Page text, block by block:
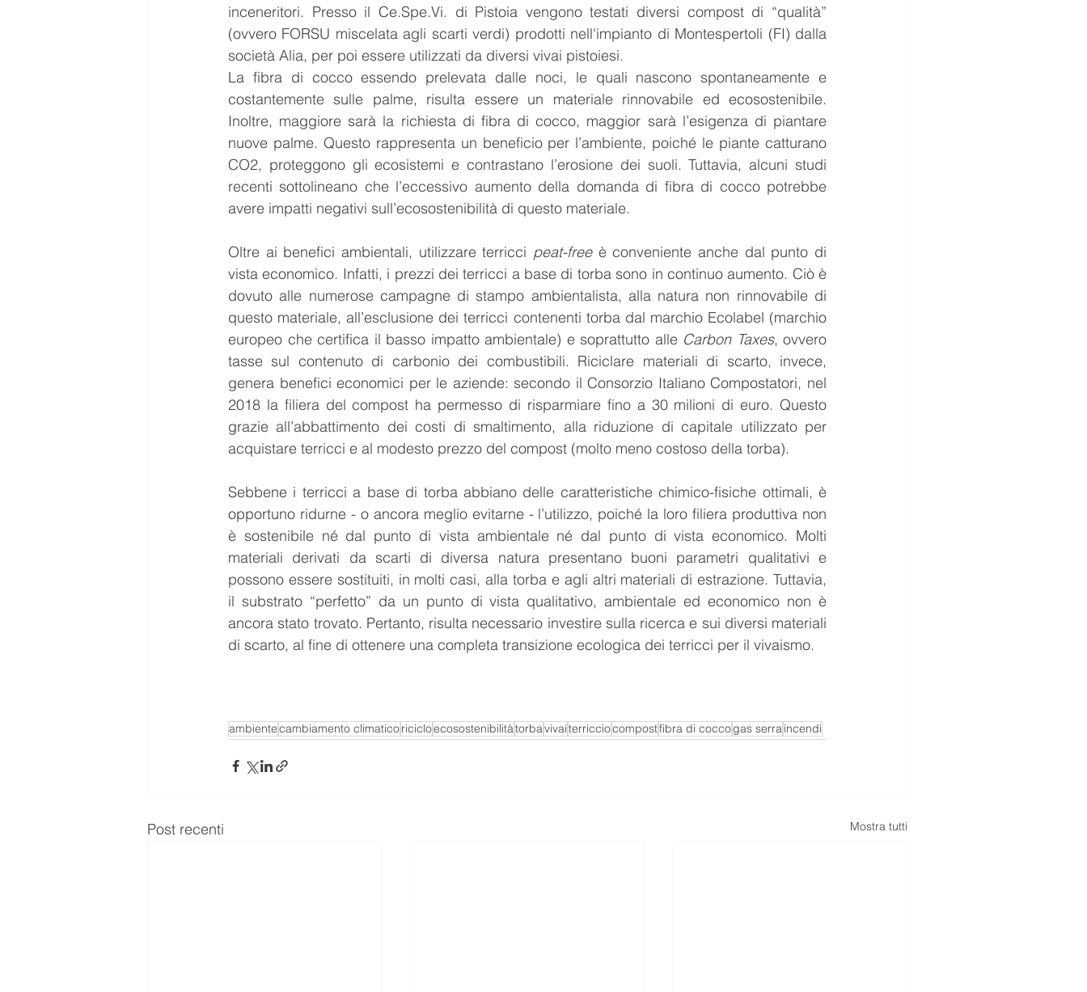
inceneritori. Presso il Ce.Spe.Vi. di Pistoia vengono testati diversi compost di “qualità”
(ovvero FORSU miscelata agli scarti verdi) prodotti nell'impianto di Montespertoli (FI) dalla
società Alia, per poi essere utilizzati da diversi vivai pistoiesi.
La fibra di cocco essendo prelevata dalle noci, le quali nascono spontaneamente e
costantemente sulle palme, risulta essere un materiale rinnovabile ed ecosostenibile.
Inoltre, maggiore sarà la richiesta di fibra di cocco, maggior sarà l’esigenza di piantare
nuove palme. Questo rappresenta un beneficio per l’ambiente, poiché le piante catturano
CO2, proteggono gli ecosistemi e contrastano l’erosione dei suoli. Tuttavia, alcuni studi
recenti sottolineano che l’eccessivo aumento della domanda di fibra di cocco potrebbe
avere impatti negativi sull’ecosostenibilità di questo materiale.
Oltre ai benefici ambientali, utilizzare terricci peat-free è conveniente anche dal punto di
vista economico. Infatti, i prezzi dei terricci a base di torba sono in continuo aumento. Ciò è
dovuto alle numerose campagne di stampo ambientalista, alla natura non rinnovabile di
questo materiale, all’esclusione dei terricci contenenti torba dal marchio Ecolabel (marchio
europeo che certifica il basso impatto ambientale) e soprattutto alle Carbon Taxes, ovvero
tasse sul contenuto di carbonio dei combustibili. Riciclare materiali di scarto, invece,
genera benefici economici per le aziende: secondo il Consorzio Italiano Compostatori, nel
2018 la filiera del compost ha permesso di risparmiare fino a 30 milioni di euro. Questo
grazie all’abbattimento dei costi di smaltimento, alla riduzione di capitale utilizzato per
acquistare terricci e al modesto prezzo del compost (molto meno costoso della torba).
Sebbene i terricci a base di torba abbiano delle caratteristiche chimico-fisiche ottimali, è
opportuno ridurne - o ancora meglio evitarne - l’utilizzo, poiché la loro filiera produttiva non
è sostenibile né dal punto di vista ambientale né dal punto di vista economico. Molti
materiali derivati da scarti di diversa natura presentano buoni parametri qualitativi e
possono essere sostituiti, in molti casi, alla torba e agli altri materiali di estrazione. Tuttavia,
il substrato “perfetto” da un punto di vista qualitativo, ambientale ed economico non è
ancora stato trovato. Pertanto, risulta necessario investire sulla ricerca e sui diversi materiali
di scarto, al fine di ottenere una completa transizione ecologica dei terricci per il vivaismo.
ambientecambiamento climaticoricicloecosostenibilitàtorbavivaiterricciocompostfibra di coccogas serraincendi
Post recenti Mostra tutti